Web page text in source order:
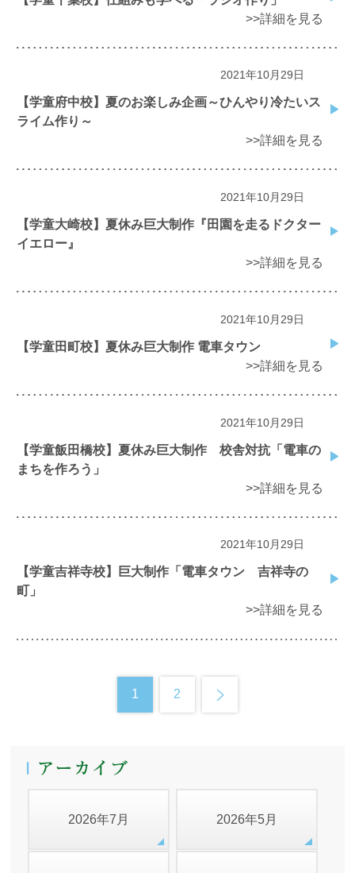
>>詳細を見る
2021年10月29日
【学童府中校】夏のお楽しみ企画～ひんやり冷たいス
ライム作り～
>>詳細を見る
2021年10月29日
【学童大崎校】夏休み巨大制作『田園を走るドクター
イエロー』
>>詳細を見る
2021年10月29日
【学童田町校】夏休み巨大制作 電車タウン
>>詳細を見る
2021年10月29日
【学童飯田橋校】夏休み巨大制作 校舎対抗「電車の
まちを作ろう」
>>詳細を見る
2021年10月29日
【学童吉祥寺校】巨大制作「電車タウン 吉祥寺の
町」
>>詳細を見る
1 2
2026年7月 2026年5月